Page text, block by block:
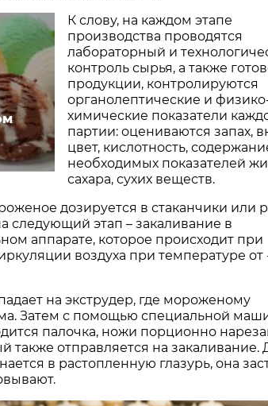
К слову, на каждом этапе
производства проводятся
лабораторный и
контроль сырья, а также
продукции, контролируются
органолептические и
химические показатели
партии: оцениваются запах,
цвет, кислотность,
необходимых показателей
сахара, сухих веществ.
дозируется в стаканчики или
следующий этап – закаливание в
аппарате, которое происходит при
воздуха при температуре от
на экструдер, где мороженому
Затем с помощью специальной
палочка, ножи порционно
также отправляется на закаливание.
в растопленную глазурь, она